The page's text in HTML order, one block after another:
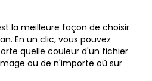
la meilleure façon de choisir
En un clic, vous pouvez
quelle couleur d'un fichier
ou de n'importe où sur